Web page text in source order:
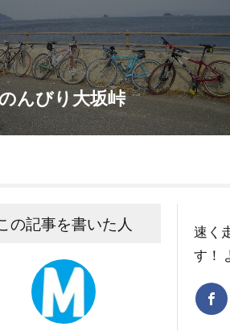
んびり大坂峠
の記事を書いた人
速く
す！